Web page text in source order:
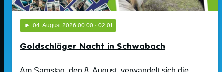
play_arrow 04. August 2026 00:00 · 02:01
Goldschläger Nacht in Schwabach